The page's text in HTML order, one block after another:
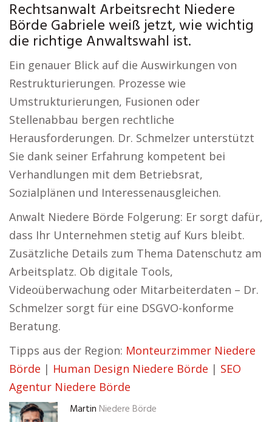
Rechtsanwalt Arbeitsrecht Niedere
Börde Gabriele weiß jetzt, wie wichtig
die richtige Anwaltswahl ist.
Ein genauer Blick auf die Auswirkungen von
Restrukturierungen. Prozesse wie
Umstrukturierungen, Fusionen oder
Stellenabbau bergen rechtliche
Herausforderungen. Dr. Schmelzer unterstützt
Sie dank seiner Erfahrung kompetent bei
Verhandlungen mit dem Betriebsrat,
Sozialplänen und Interessenausgleichen.
Anwalt Niedere Börde Folgerung: Er sorgt dafür,
dass Ihr Unternehmen stetig auf Kurs bleibt.
Zusätzliche Details zum Thema Datenschutz am
Arbeitsplatz. Ob digitale Tools,
Videoüberwachung oder Mitarbeiterdaten – Dr.
Schmelzer sorgt für eine DSGVO-konforme
Beratung.
Tipps aus der Region: Monteurzimmer Niedere
Börde | Human Design Niedere Börde | SEO
Agentur Niedere Börde
Martin Niedere Börde